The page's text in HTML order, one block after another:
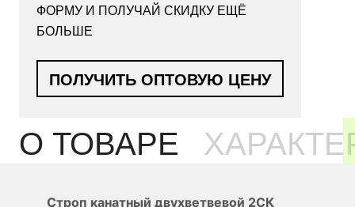
ФОРМУ И ПОЛУЧАЙ СКИДКУ ЕЩЁ
БОЛЬШЕ
ПОЛУЧИТЬ ОПТОВУЮ ЦЕНУ
О ТОВАРЕ
Строп канатный двухветвевой 2СК